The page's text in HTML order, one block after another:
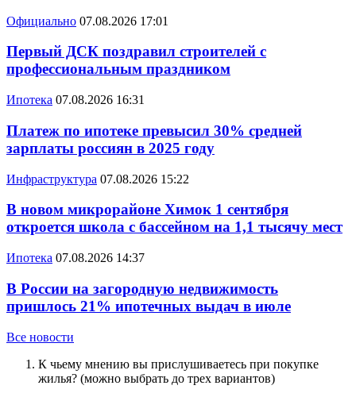
Официально 07.08.2026 17:01
Первый ДСК поздравил строителей с
профессиональным праздником
Ипотека 07.08.2026 16:31
Платеж по ипотеке превысил 30% средней
зарплаты россиян в 2025 году
Инфраструктура 07.08.2026 15:22
В новом микрорайоне Химок 1 сентября
откроется школа с бассейном на 1,1 тысячу мест
Ипотека 07.08.2026 14:37
В России на загородную недвижимость
пришлось 21% ипотечных выдач в июле
Все новости
К чьему мнению вы прислушиваетесь при покупке
жилья? (можно выбрать до трех вариантов)